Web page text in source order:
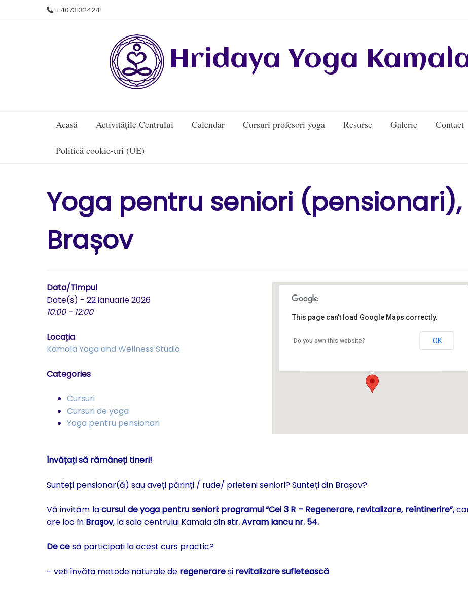
+40731324241
Hridaya Yoga
Acasă Activitățile Centrului Calendar Cursuri profesori yoga Resurse Galerie Contact
Politică cookie-uri (UE)
Yoga pentru seniori (pensionari),
Brașov
Kamala Yoga and Wellness
This page can't load Google Maps correctly.
Do you own this website? OK
Data/Timpul
Date(s) - 22 ianuarie 2026
10:00 - 12:00
Locația
Kamala Yoga and Wellness Studio
Categories
Cursuri
Cursuri de yoga
Yoga pentru pensionari
Învățați să rămâneți tineri!
Sunteți pensionar(ă) sau aveți părinți / rude/ prieteni seniori? Sunteți din Brașov?
Vă invităm lacursul deyoga pentru seniori: programul“Cei 3 R – Regenerare, revitalizare, reîntinerire”,
are loc în Braşov, la sala centrului Kamala dinstr. Avram Iancu nr. 54.
De cesă participați la acest curs practic?
– veți învăța metode naturale de regenerareși revitalizare sufletească